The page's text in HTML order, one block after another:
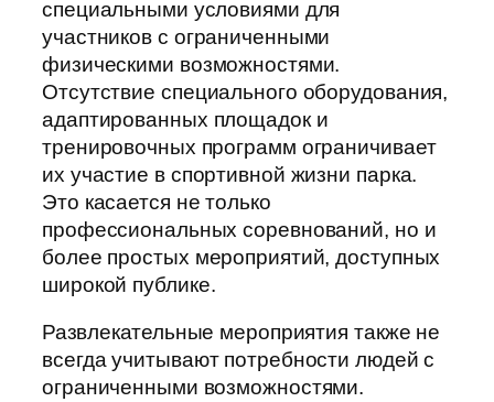
специальными условиями для
участников с ограниченными
физическими возможностями.
Отсутствие специального оборудования,
адаптированных площадок и
тренировочных программ ограничивает
их участие в спортивной жизни парка.
Это касается не только
профессиональных соревнований, но и
более простых мероприятий, доступных
широкой публике.
Развлекательные мероприятия также не
всегда учитывают потребности людей с
ограниченными возможностями.